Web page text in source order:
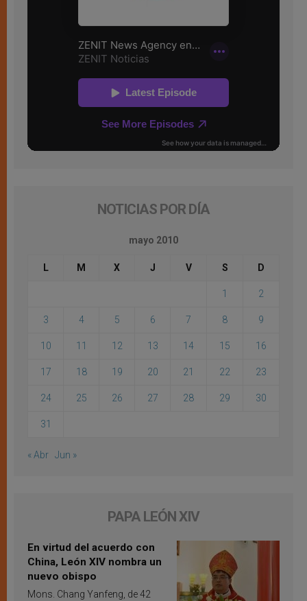
NOTICIAS POR DÍA
mayo 2010
L M X J V S D
1 2
3 4 5 6 7 8 9
10 11 12 13 14 15 16
17 18 19 20 21 22 23
24 25 26 27 28 29 30
31
« Abr Jun »
PAPA LEÓN XIV
En virtud del acuerdo con
China, León XIV nombra un
nuevo obispo
Mons. Chang Yanfeng, de 42